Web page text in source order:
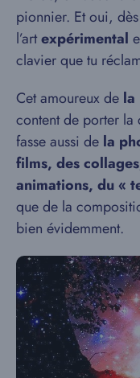
pionnier. Et oui, dès
l’artexpérimental
clavier que tu
Cet amoureux de la
content de porter la
fasse aussi de la
films, des
animations, du «
que de la
bien évidemment.